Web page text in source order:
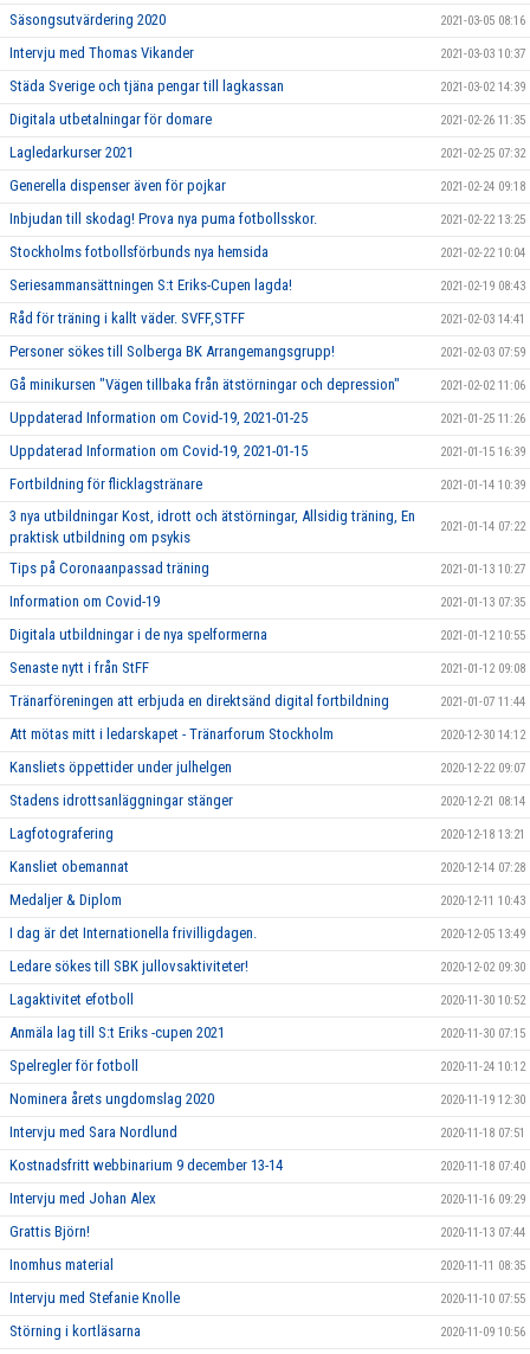
Säsongsutvärdering 2020 2021-03-05 08:16
Intervju med Thomas Vikander 2021-03-03 10:37
Städa Sverige och tjäna pengar till lagkassan 2021-03-02 14:39
Digitala utbetalningar för domare 2021-02-26 11:35
Lagledarkurser 2021 2021-02-25 07:32
Generella dispenser även för pojkar 2021-02-24 09:18
Inbjudan till skodag! Prova nya puma fotbollsskor. 2021-02-22 13:25
Stockholms fotbollsförbunds nya hemsida 2021-02-22 10:04
Seriesammansättningen S:t Eriks-Cupen lagda! 2021-02-19 08:43
Råd för träning i kallt väder. SVFF,STFF 2021-02-03 14:41
Personer sökes till Solberga BK Arrangemangsgrupp! 2021-02-03 07:59
Gå minikursen "Vägen tillbaka från ätstörningar och depression" 2021-02-02 11:06
Uppdaterad Information om Covid-19, 2021-01-25 2021-01-25 11:26
Uppdaterad Information om Covid-19, 2021-01-15 2021-01-15 16:39
Fortbildning för flicklagstränare 2021-01-14 10:39
3 nya utbildningar Kost, idrott och ätstörningar, Allsidig träning, En
praktisk utbildning om psykis
2021-01-14 07:22
Tips på Coronaanpassad träning 2021-01-13 10:27
Information om Covid-19 2021-01-13 07:35
Digitala utbildningar i de nya spelformerna 2021-01-12 10:55
Senaste nytt i från StFF 2021-01-12 09:08
Tränarföreningen att erbjuda en direktsänd digital fortbildning 2021-01-07 11:44
Att mötas mitt i ledarskapet - Tränarforum Stockholm 2020-12-30 14:12
Kansliets öppettider under julhelgen 2020-12-22 09:07
Stadens idrottsanläggningar stänger 2020-12-21 08:14
Lagfotografering 2020-12-18 13:21
Kansliet obemannat 2020-12-14 07:28
Medaljer & Diplom 2020-12-11 10:43
I dag är det Internationella frivilligdagen. 2020-12-05 13:49
Ledare sökes till SBK jullovsaktiviteter! 2020-12-02 09:30
Lagaktivitet efotboll 2020-11-30 10:52
Anmäla lag till S:t Eriks -cupen 2021 2020-11-30 07:15
Spelregler för fotboll 2020-11-24 10:12
Nominera årets ungdomslag 2020 2020-11-19 12:30
Intervju med Sara Nordlund 2020-11-18 07:51
Kostnadsfritt webbinarium 9 december 13-14 2020-11-18 07:40
Intervju med Johan Alex 2020-11-16 09:29
Grattis Björn! 2020-11-13 07:44
Inomhus material 2020-11-11 08:35
Intervju med Stefanie Knolle 2020-11-10 07:55
Störning i kortläsarna 2020-11-09 10:56